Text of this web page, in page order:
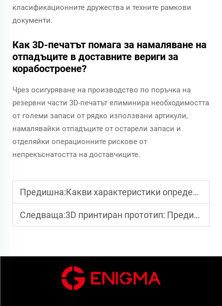
класификационните дружества и техните рамкови
документи.
Как 3D-печатът помага за намаляване на
отпадъците в доставните вериги за
корабостроене?
Чрез осигуряване на производство по поръчка на
резервни части 3D-печатът елиминира необходимостта
от големи запаси от рядко използвани артикули,
намалявайки отпадъците от остарели запаси и
отделяйки операционните рискове от
непрекъснатостта на доставчиците.
Предишна:Какви характеристики определят напредналото оборудване за WAAM?
Следваща:3D принтиран прототип: Предимства при тестване, спестяване на разходи и усъвършенстване на дизайна